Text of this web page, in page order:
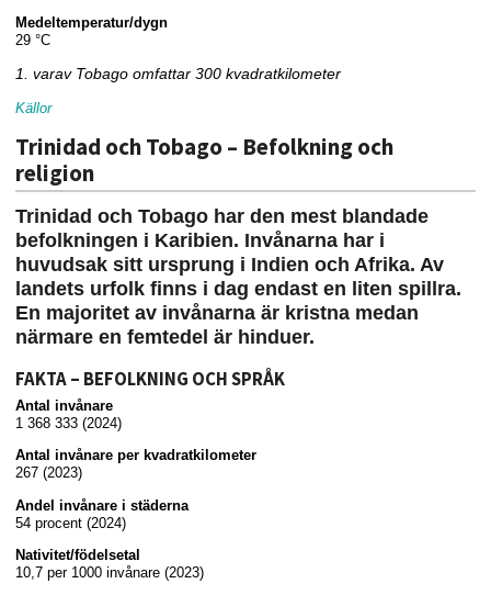
Medeltemperatur/dygn
29 °C
1. varav Tobago omfattar 300 kvadratkilometer
Källor
Trinidad och Tobago – Befolkning och
religion
Trinidad och Tobago har den mest blandade
befolkningen i Karibien. Invånarna har i
huvudsak sitt ursprung i Indien och Afrika. Av
landets urfolk finns i dag endast en liten spillra.
En majoritet av invånarna är kristna medan
närmare en femtedel är hinduer.
FAKTA – BEFOLKNING OCH SPRÅK
Antal invånare
1 368 333 (2024)
Antal invånare per kvadratkilometer
267 (2023)
Andel invånare i städerna
54 procent (2024)
Nativitet/födelsetal
10,7 per 1000 invånare (2023)